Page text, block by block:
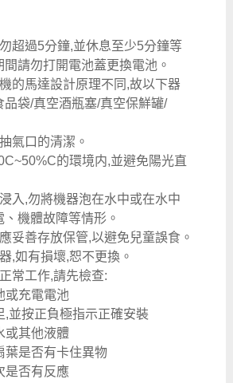
超過5分鐘,並休息至少5分鐘等
請勿打開電池蓋更換電池。
的馬達設計原理不同,故以下器
品袋/真空酒瓶塞/真空保鮮罐/
氣口的清潔。
的環境内,並避免陽光直
入,勿將機器泡在水中或在水中
機體故障等情形。
妥善存放保管,以避免兒童誤食。
,如有損壞,恕不更換。
常工作,請先檢查:
或充電電池
,並按正負極指示正確安裝
或其他液體
葉是否有卡住異物
是否有反應